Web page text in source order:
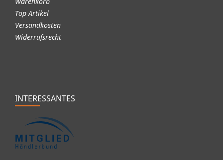
Top Artikel
Versandkosten
Widerrufsrecht
INTERESSANTES